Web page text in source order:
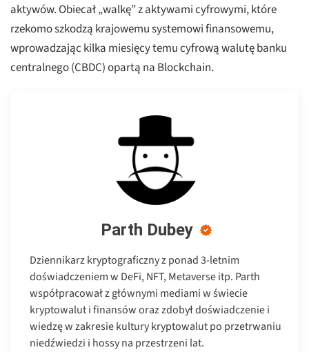
aktywów. Obiecał „walkę” z aktywami cyfrowymi, które
rzekomo szkodzą krajowemu systemowi finansowemu,
wprowadzając kilka miesięcy temu cyfrową walutę banku
centralnego (CBDC) opartą na Blockchain.
Parth Dubey
Dziennikarz kryptograficzny z ponad 3-letnim
doświadczeniem w DeFi, NFT, Metaverse itp. Parth
współpracował z głównymi mediami w świecie
kryptowalut i finansów oraz zdobył doświadczenie i
wiedzę w zakresie kultury kryptowalut po przetrwaniu
niedźwiedzi i hossy na przestrzeni lat.